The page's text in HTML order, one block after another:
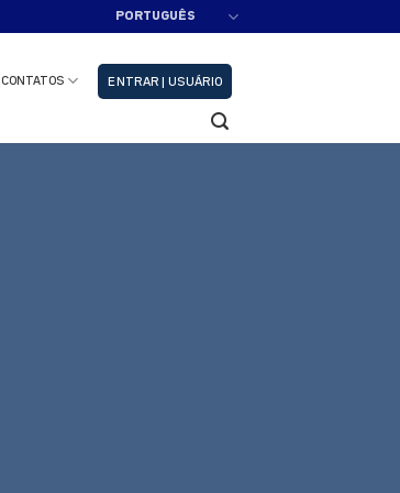
PORTUGUÊS
CONTATOS ENTRAR | USUÁRIO
Fechar